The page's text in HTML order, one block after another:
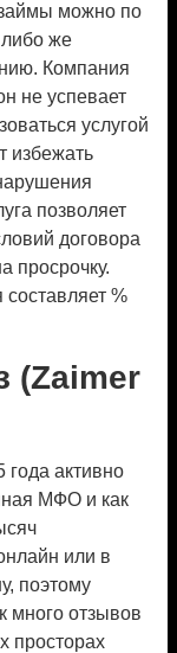
можно по
либо же
Компания
не успевает
услугой
избежать
позволяет
договора
просрочку.
%
(Zaimer
года активно
МФО и как
или в
поэтому
много отзывов
просторах